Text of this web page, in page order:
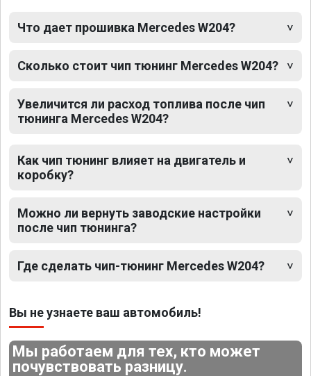
Что дает прошивка Mercedes W204?
Сколько стоит чип тюнинг Mercedes W204?
Увеличится ли расход топлива после чип
тюнинга Mercedes W204?
Как чип тюнинг влияет на двигатель и
коробку?
Можно ли вернуть заводские настройки
после чип тюнинга?
Где сделать чип-тюнинг Mercedes W204?
Вы не узнаете ваш автомобиль!
Мы работаем для тех, кто может
почувствовать разницу.